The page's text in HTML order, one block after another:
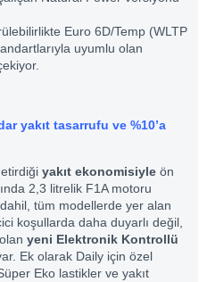
Euro 6D/Temp (WLTP
uyumlu olan
yakıt tasarrufu ve %10’a
yakıt ekonomisiyle ön
2,3 litrelik F1A motoru
tüm modellerde yer alan
koşullarda daha duyarlı değil,
yeni Elektronik Kontrollü
Ek olarak Daily için özel
Eko lastikler ve yakıt